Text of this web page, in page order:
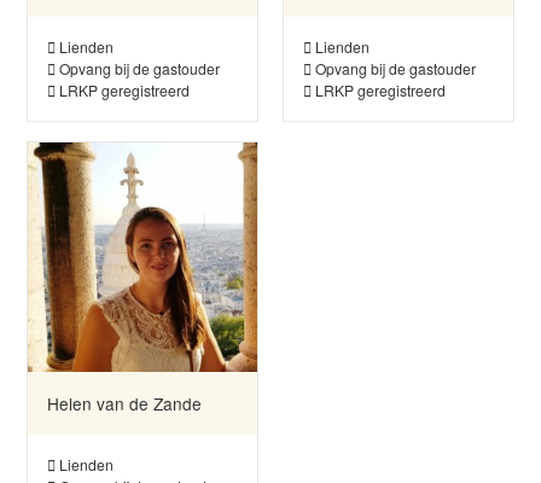
Lienden
Opvang bij de gastouder
LRKP geregistreerd
Lienden
Opvang bij de gastouder
LRKP geregistreerd
Helen van de Zande
Lienden